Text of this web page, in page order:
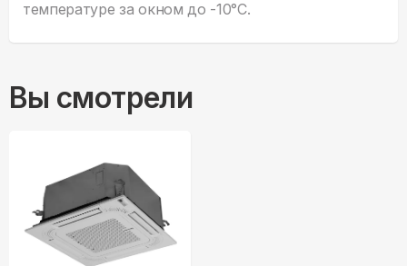
температуре за окном до -10°С.
Вы смотрели